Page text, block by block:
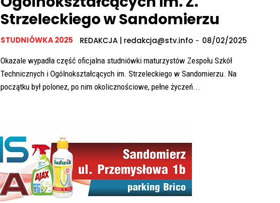
Strzeleckiego w Sandomierzu
STUDNIÓWKA 2025 REDAKCJA | redakcja@stv.info - 08/02/2025
Okazale wypadła część oficjalna studniówki maturzystów Zespołu Szkół
Technicznych i Ogólnokształcących im. Strzeleckiego w Sandomierzu. Na
początku był polonez, po nim okolicznościowe, pełne życzeń...